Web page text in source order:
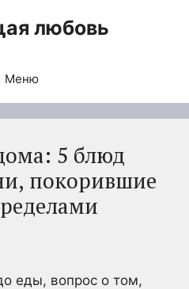
любовь
Меню
5 блюд
покорившие
еды, вопрос о том,